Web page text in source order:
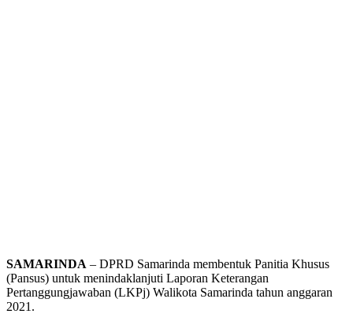
SAMARINDA – DPRD Samarinda membentuk Panitia Khusus
(Pansus) untuk menindaklanjuti Laporan Keterangan
Pertanggungjawaban (LKPj) Walikota Samarinda tahun anggaran
2021.